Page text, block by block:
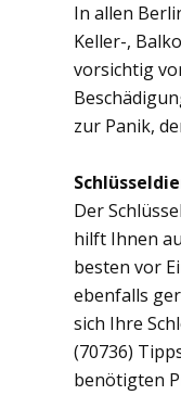
In allen
Keller-,
vorsichtig
zur Panik,
Der
hilft Ihnen
besten vor
ebenfalls
sich Ihre
(70736)
benötigten